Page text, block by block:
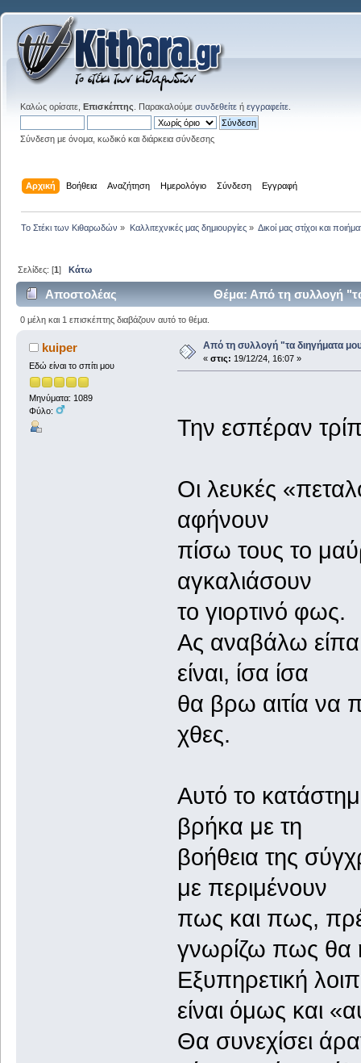
Καλώς ορίσατε, Επισκέπτης . Παρακαλούμε συνδεθείτε ή εγγραφείτε
Σύνδεση με όνομα, κωδικό και διάρκεια σύνδεσης
Αρχική Βοήθεια Αναζήτηση Ημερολόγιο Σύνδεση Εγγραφή
Το Στέκι των Κιθαρωδών » Καλλιτεχνικές μας δημιουργίες» Δικοί μας στίχοι και
Σελίδες: [1]Κάτω
Αποστολέας Θέμα: Από τη συλλογή
0 μέλη και 1 επισκέπτης διαβάζουν αυτό το θέμα.
kuiper
Εδώ είναι το σπίτι μου
Μηνύματα: 1089
Φύλο:
Από τη συλλογή "τα διηγήματα
« στις: 19/12/24, 16:07 »
Την εσπέραν
Οι λευκές
αφήνουν
πίσω τους το
αγκαλιάσουν
το γιορτινό φως.
Ας αναβάλω είπα
είναι, ίσα ίσα
θα βρω αιτία να
χθες.
Αυτό το
βρήκα με τη
βοήθεια της
με περιμένουν
πως και πως,
γνωρίζω πως θα
Εξυπηρετική
είναι όμως και
Θα συνεχίσει